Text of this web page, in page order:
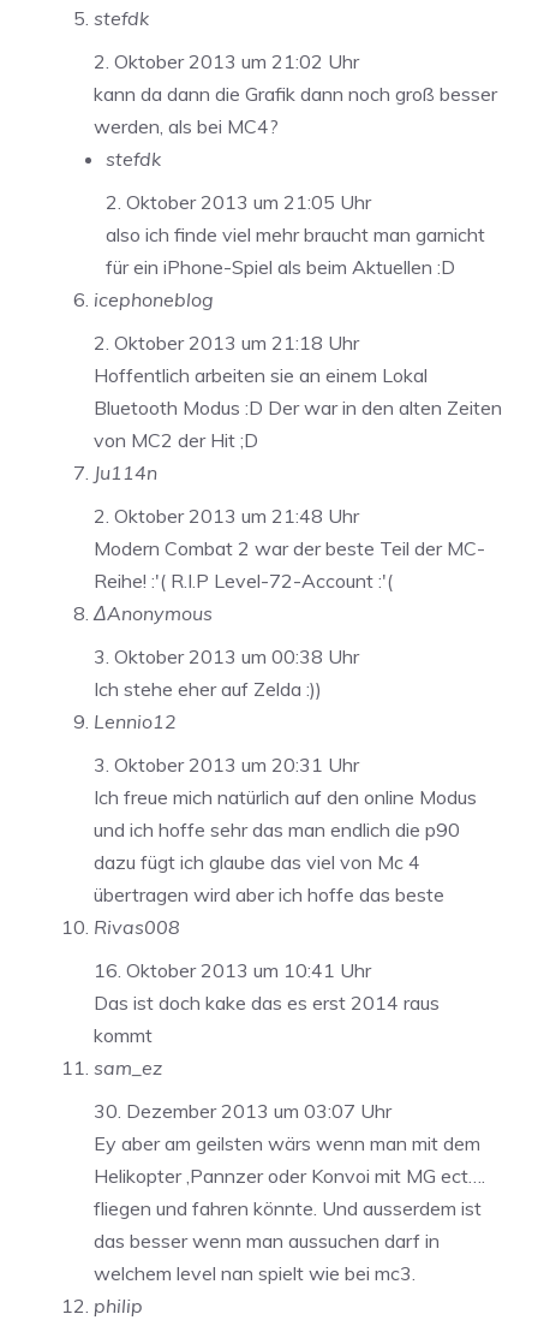
stefdk
2. Oktober 2013 um 21:02 Uhr
kann da dann die Grafik dann noch groß besser
werden, als bei MC4?
stefdk
2. Oktober 2013 um 21:05 Uhr
also ich finde viel mehr braucht man garnicht
für ein iPhone-Spiel als beim Aktuellen :D
icephoneblog
2. Oktober 2013 um 21:18 Uhr
Hoffentlich arbeiten sie an einem Lokal
Bluetooth Modus :D Der war in den alten Zeiten
von MC2 der Hit ;D
Ju114n
2. Oktober 2013 um 21:48 Uhr
Modern Combat 2 war der beste Teil der MC-
Reihe! :'( R.I.P Level-72-Account :'(
ΔAnonymous
3. Oktober 2013 um 00:38 Uhr
Ich stehe eher auf Zelda :))
Lennio12
3. Oktober 2013 um 20:31 Uhr
Ich freue mich natürlich auf den online Modus
und ich hoffe sehr das man endlich die p90
dazu fügt ich glaube das viel von Mc 4
übertragen wird aber ich hoffe das beste
Rivas008
16. Oktober 2013 um 10:41 Uhr
Das ist doch kake das es erst 2014 raus
kommt
sam_ez
30. Dezember 2013 um 03:07 Uhr
Ey aber am geilsten wärs wenn man mit dem
Helikopter ,Pannzer oder Konvoi mit MG ect….
fliegen und fahren könnte. Und ausserdem ist
das besser wenn man aussuchen darf in
welchem level nan spielt wie bei mc3.
philip